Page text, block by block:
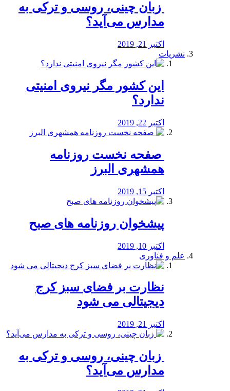
️ زبان چینی، روسی و ترکی به
مدارس می‌آید؟
اکتبر 21, 2019
نشریات
این کشور مگر نیروی امنیتی
ندارد؟
اکتبر 22, 2019
️ صفحه نخست روزنامه‌
همشهری البرز
اکتبر 15, 2019
پیشخوان روزنامه های صبح
اکتبر 10, 2019
علم و فناوری
نظارت بر فضای سبز کرج
دیجیتالی می شود
اکتبر 21, 2019
️ زبان چینی، روسی و ترکی به
مدارس می‌آید؟